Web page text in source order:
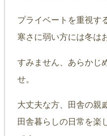
プライベートを重視す
寒さに弱い方には冬は
すみません、あらかじ
せ。
大丈夫な方、田舎の親
田舎暮らしの日常を楽